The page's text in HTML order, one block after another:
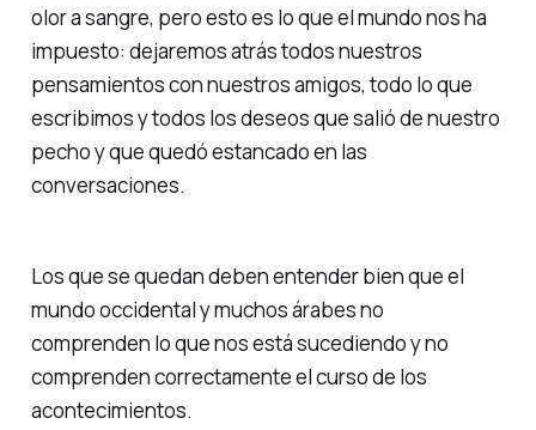
olor a sangre, pero esto es lo que el mundo nos ha
impuesto: dejaremos atrás todos nuestros
pensamientos con nuestros amigos, todo lo que
escribimos y todos los deseos que salió de nuestro
pecho y que quedó estancado en las
conversaciones.
Los que se quedan deben entender bien que el
mundo occidental y muchos árabes no
comprenden lo que nos está sucediendo y no
comprenden correctamente el curso de los
acontecimientos.